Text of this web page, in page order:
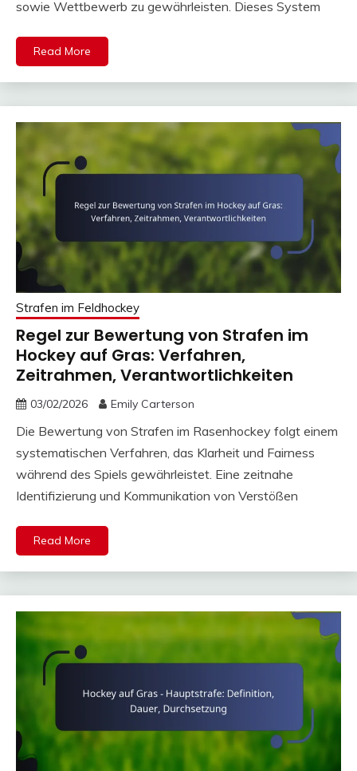
sowie Wettbewerb zu gewährleisten. Dieses System
Read More
Strafen im Feldhockey
Regel zur Bewertung von Strafen im
Hockey auf Gras: Verfahren,
Zeitrahmen, Verantwortlichkeiten
03/02/2026 Emily Carterson
Die Bewertung von Strafen im Rasenhockey folgt einem
systematischen Verfahren, das Klarheit und Fairness
während des Spiels gewährleistet. Eine zeitnahe
Identifizierung und Kommunikation von Verstößen
Read More